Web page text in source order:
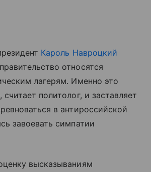
Кароль Навроцкий
относятся
лагерям. Именно это
политолог, и заставляет
в антироссийской
завоевать симпатии
высказываниям